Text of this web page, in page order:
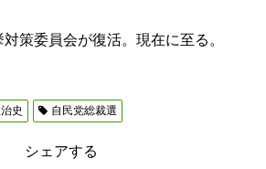
策委員会が復活。現在に至る。
史 自民党総裁選
シェアする